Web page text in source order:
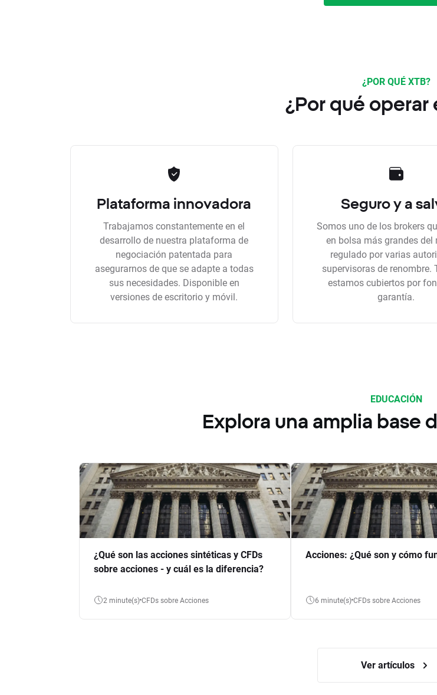
¿POR QUÉ XTB?
¿Por qué operar
Plataforma innovadora
Trabajamos constantemente en el
desarrollo de nuestra plataforma de
negociación patentada para
asegurarnos de que se adapte a todas
sus necesidades. Disponible en
versiones de escritorio y móvil.
Seguro y a
Somos uno de los brokers
en bolsa más grandes del
regulado por varias
supervisoras de renombre.
estamos cubiertos por
garantía.
EDUCACIÓN
Explora una amplia base
¿Qué son las acciones sintéticas y CFDs
sobre acciones - y cuál es la diferencia?
2 minute(s) CFDs sobre Acciones
Acciones: ¿Qué son y cómo
6 minute(s) CFDs sobre Acciones
Ver artículos